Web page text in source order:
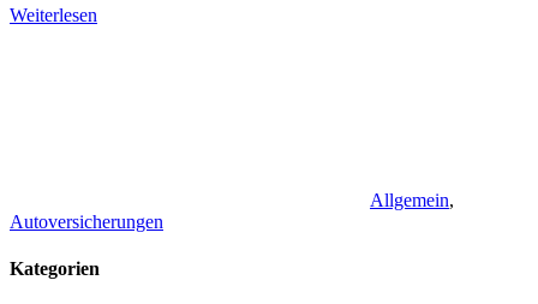
Weiterlesen
Allgemein,
Autoversicherungen
Kategorien